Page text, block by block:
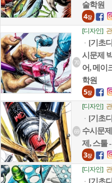
술학원
4장
70
[디자인]
ㆍ [기초
시문제
어, 메이
학원
5장
69
[디자인]
ㆍ [기초
수시문
제, 스툴
3장
[디자인]
[기초